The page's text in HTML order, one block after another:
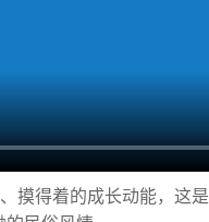
摸得着的成长动能，这